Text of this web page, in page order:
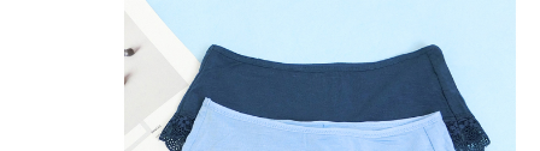
宅配/離島不配送
每筆NT$80，滿NT$890(含以上)免運費